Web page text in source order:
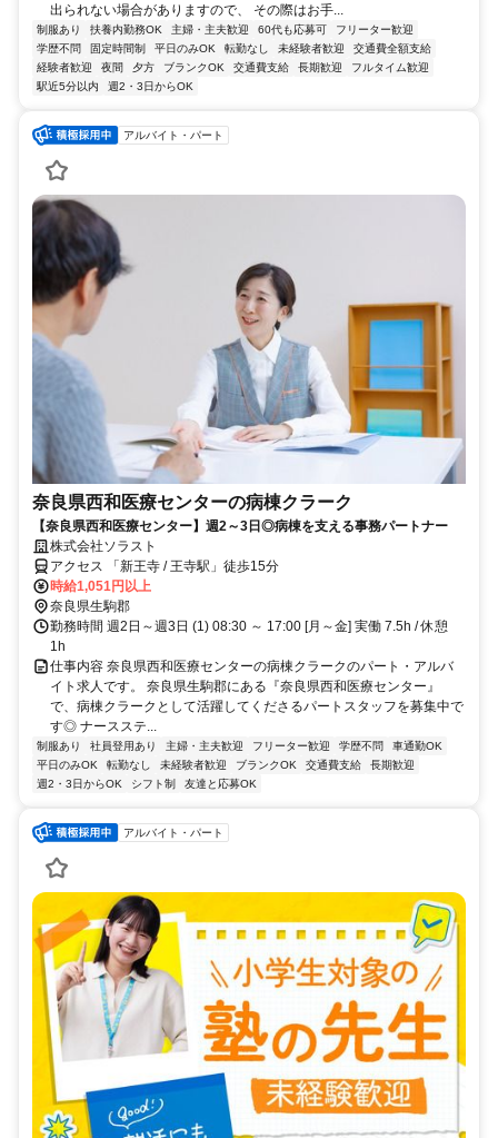
出られない場合がありますので、 その際はお手...
制服あり 扶養内勤務OK 主婦・主夫歓迎 60代も応募可
フリーター歓迎
学歴不問
固定時間制 平日のみOK 転勤なし 未経験者歓迎
交通費全額支給
経験者歓迎
夜間 夕方 ブランクOK 交通費支給 長期歓迎
フルタイム歓迎
駅近5分以内
週2・3日からOK
アルバイト・パート
奈良県西和医療センターの病棟クラーク
【奈良県西和医療センター】週2～3日◎病棟を支える事務パートナー
株式会社ソラスト
アクセス 「新王寺 / 王寺駅」徒歩15分
時給1,051円以上
奈良県生駒郡
勤務時間 週2日～週3日 (1) 08:30 ～ 17:00 [月～金] 実働 7.5h / 休憩
1h
仕事内容 奈良県西和医療センターの病棟クラークのパート・アルバ
イト求人です。 奈良県生駒郡にある『奈良県西和医療センター』
で、病棟クラークとして活躍してくださるパートスタッフを募集中で
す◎ ナースステ...
制服あり 社員登用あり 主婦・主夫歓迎 フリーター歓迎 学歴不問
車通勤OK
平日のみOK
転勤なし 未経験者歓迎 ブランクOK 交通費支給
長期歓迎
週2・3日からOK
シフト制 友達と応募OK
アルバイト・パート